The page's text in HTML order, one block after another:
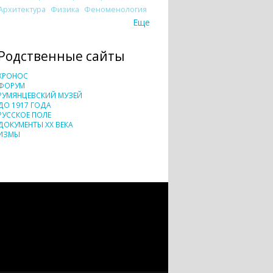
Физика Феноменология
Еще
сайты
МУЗЕЙ
1917 ГОДА
ПОЛЕ
XX ВЕКА